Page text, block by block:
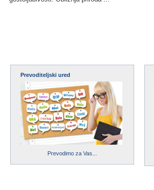
Prevoditeljski ured
Prevodimo za Vas...